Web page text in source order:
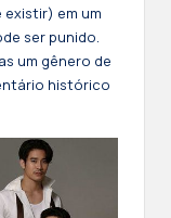
em um
ser punido.
um gênero de
histórico